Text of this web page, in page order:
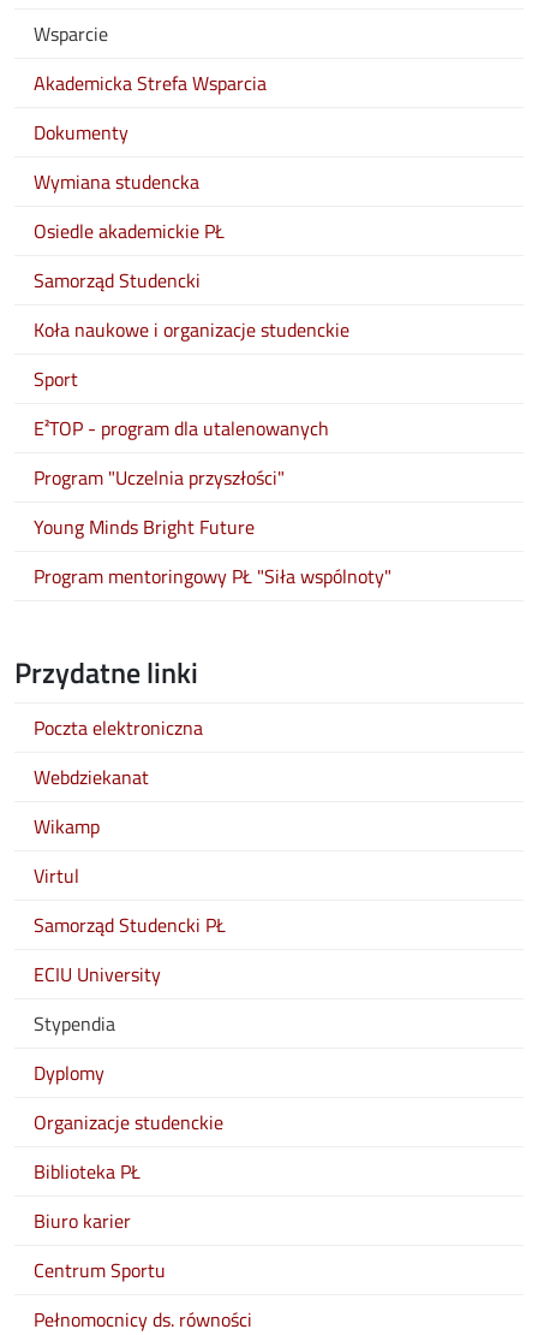
Wsparcie
Akademicka Strefa Wsparcia
Dokumenty
Wymiana studencka
Osiedle akademickie PŁ
Samorząd Studencki
Koła naukowe i organizacje studenckie
Sport
E²TOP - program dla utalenowanych
Program "Uczelnia przyszłości"
Young Minds Bright Future
Program mentoringowy PŁ "Siła wspólnoty"
Przydatne linki
Poczta elektroniczna
Webdziekanat
Wikamp
Virtul
Samorząd Studencki PŁ
ECIU University
Stypendia
Dyplomy
Organizacje studenckie
Biblioteka PŁ
Biuro karier
Centrum Sportu
Pełnomocnicy ds. równości